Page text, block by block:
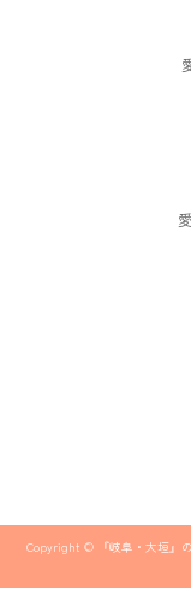
Copyright © 『岐阜・大垣』